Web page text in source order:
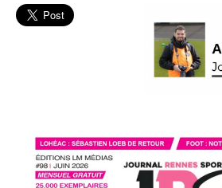
Grégoire
RMH